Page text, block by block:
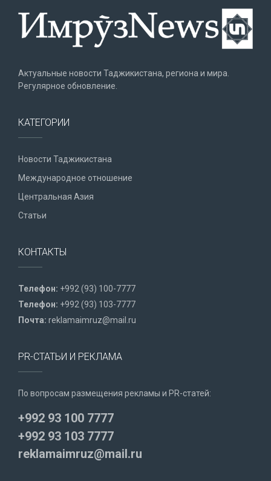
Актуальные новости Таджикистана, региона и мира.
Регулярное обновление.
КАТЕГОРИИ
Новости Таджикистана
Международное отношение
Центральная Азия
Статьи
КОНТАКТЫ
Телефон: +992 (93) 100-7777
Телефон: +992 (93) 103-7777
Почта: reklamaimruz@mail.ru
PR-СТАТЬИ И РЕКЛАМА
По вопросам размещения рекламы и PR-статей:
+992 93 100 7777
+992 93 103 7777
reklamaimruz@mail.ru